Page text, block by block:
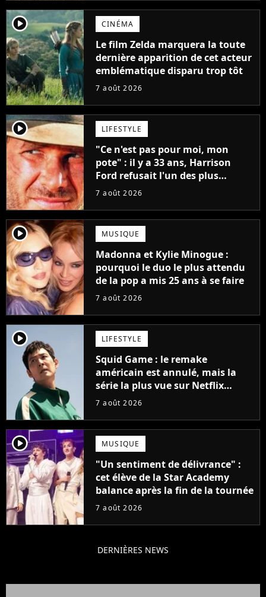
player2 CINÉMA
Le film Zelda marquera la toute
dernière apparition de cet acteur
emblématique disparu trop tôt
7 août 2026
player2 LIFESTYLE
"Ce n'est pas pour moi, mon
pote" : il y a 33 ans, Harrison
Ford refusait l'un des plus
grands succès de tous les temps
7 août 2026
player2 MUSIQUE
Madonna et Kylie Minogue :
pourquoi le duo le plus attendu
de la pop a mis 25 ans à se faire
7 août 2026
player2 LIFESTYLE
Squid Game : le remake
américain est annulé, mais la
série la plus vue sur Netflix
pourrait avoir une version
7 août 2026
player2 MUSIQUE
"Un sentiment de délivrance" :
cet élève de la Star Academy
balance après la fin de la tournée
7 août 2026
DERNIÈRES NEWS